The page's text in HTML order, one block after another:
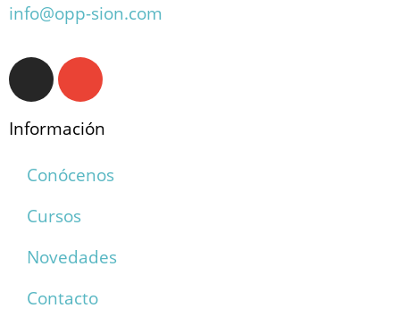
info@opp-sion.com
Información
Conócenos
Cursos
Novedades
Contacto